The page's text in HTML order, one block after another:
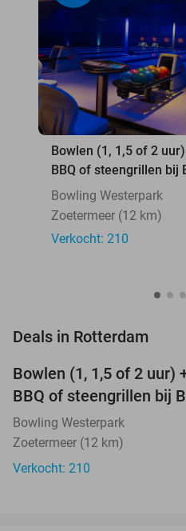
Bowlen (1, 1,5 of 2
BBQ of steengrillen bij
Bowling Westerpark
Zoetermeer (12 km)
Verkocht: 210
Deals in Rotterdam
TODAY
Bowlen (1, 1,5 of 2 uur)
BBQ of steengrillen bij
Bowling Westerpark
Zoetermeer (12 km)
Verkocht: 210